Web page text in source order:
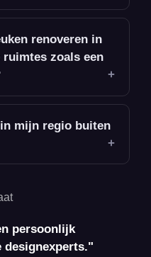
persoonlijk
designexperts."
renoveren in
zoals een
mijn regio buiten